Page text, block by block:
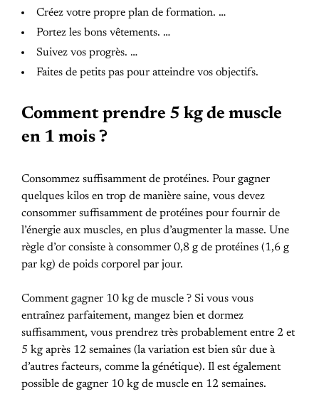
Créez votre propre plan de formation. …
Portez les bons vêtements. …
Suivez vos progrès. …
Faites de petits pas pour atteindre vos objectifs.
Comment prendre 5 kg de muscle
en 1 mois ?
Consommez suffisamment de protéines. Pour gagner
quelques kilos en trop de manière saine, vous devez
consommer suffisamment de protéines pour fournir de
l’énergie aux muscles, en plus d’augmenter la masse. Une
règle d’or consiste à consommer 0,8 g de protéines (1,6 g
par kg) de poids corporel par jour.
Comment gagner 10 kg de muscle ? Si vous vous
entraînez parfaitement, mangez bien et dormez
suffisamment, vous prendrez très probablement entre 2 et
5 kg après 12 semaines (la variation est bien sûr due à
d’autres facteurs, comme la génétique). Il est également
possible de gagner 10 kg de muscle en 12 semaines.